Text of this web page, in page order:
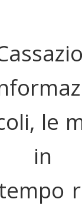
le
in